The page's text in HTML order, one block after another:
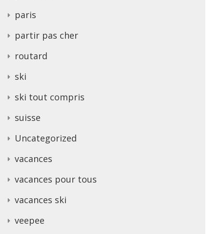
paris
partir pas cher
routard
ski
ski tout compris
suisse
Uncategorized
vacances
vacances pour tous
vacances ski
veepee